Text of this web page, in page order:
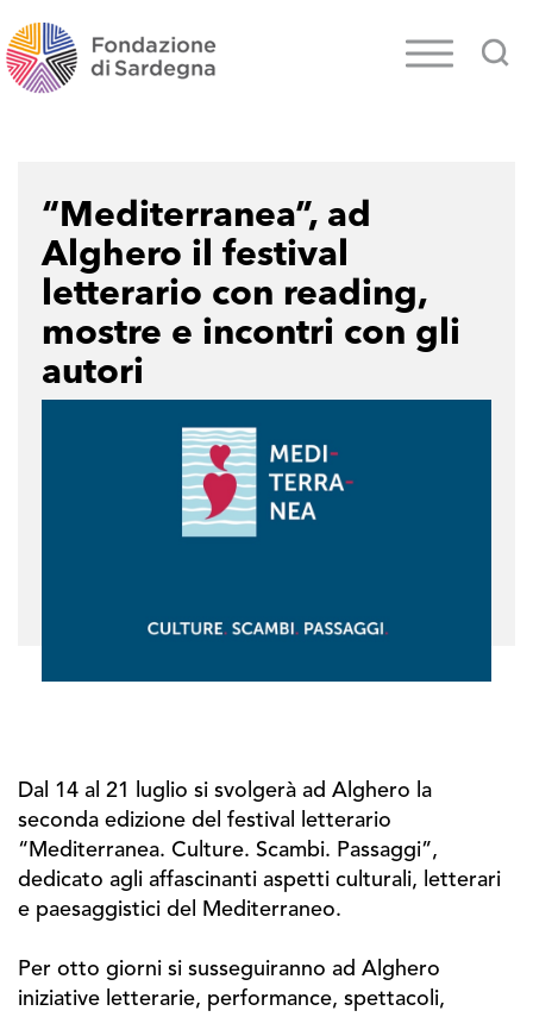
“Mediterranea”, ad
Alghero il festival
letterario con reading,
mostre e incontri con gli
autori
Dal 14 al 21 luglio si svolgerà ad Alghero la
seconda edizione del festival letterario
“Mediterranea. Culture. Scambi. Passaggi”,
dedicato agli affascinanti aspetti culturali, letterari
e paesaggistici del Mediterraneo.
Per otto giorni si susseguiranno ad Alghero
iniziative letterarie, performance, spettacoli,